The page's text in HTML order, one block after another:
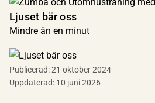
Ljuset bär oss
Mindre än en minut
Publicerad:21 oktober 2024
Uppdaterad: 10 juni 2026